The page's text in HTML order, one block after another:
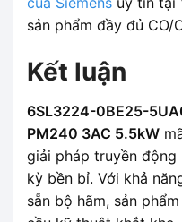
sản phẩm đầy đủ
Kết luận
6SL3224-0BE25-
PM240 3AC 5.5kW
giải pháp truyền động
kỳ bền bỉ. Với khả
sẵn bộ hãm, sản